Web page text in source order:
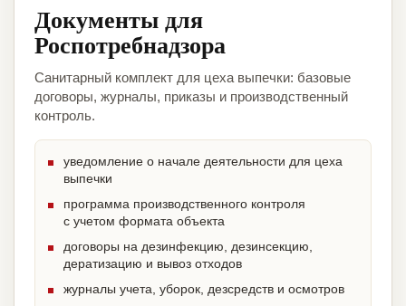
Документы для
Роспотребнадзора
Санитарный комплект для цеха выпечки: базовые
договоры, журналы, приказы и производственный
контроль.
уведомление о начале деятельности для цеха
выпечки
программа производственного контроля
с учетом формата объекта
договоры на дезинфекцию, дезинсекцию,
дератизацию и вывоз отходов
журналы учета, уборок, дезсредств и осмотров